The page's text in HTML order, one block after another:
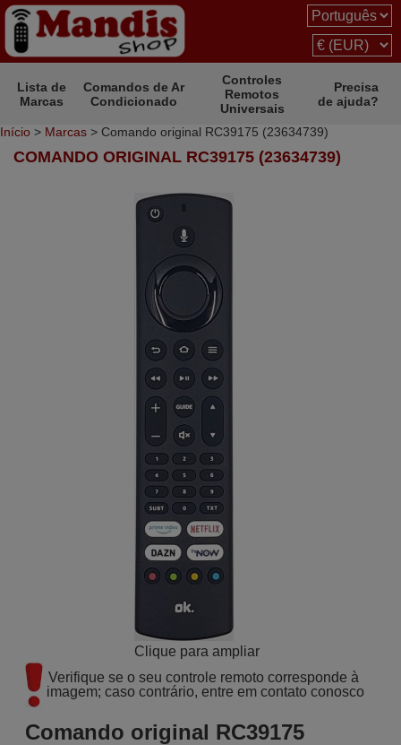
Lista de
Marcas
Comandos de Ar
Condicionado
Controles
Remotos
Universais
Precisa
de ajuda?
Início > Marcas > Comando original RC39175 (23634739)
COMANDO ORIGINAL RC39175 (23634739)
Clique para ampliar
Verifique se o seu controle remoto corresponde à
imagem; caso contrário, entre em contato conosco
Comando original RC39175